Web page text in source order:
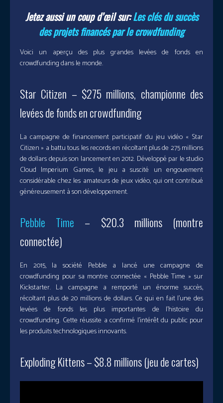
Jetez aussi un coup d’œil sur:Les clés du succès
des projets financés par le crowdfunding
Voici un aperçu des plus grandes levées de fonds en
crowdfunding dans le monde.
Star Citizen – $275 millions, championne des
levées de fonds en crowdfunding
La campagne de financement participatif du jeu vidéo « Star
Citizen » a battu tous les records en récoltant plus de 275 millions
de dollars depuis son lancement en 2012. Développé par le studio
Cloud Imperium Games, le jeu a suscité un engouement
considérable chez les amateurs de jeux vidéo, qui ont contribué
généreusement à son développement.
Pebble Time – $20.3 millions (montre
connectée)
En 2015, la société Pebble a lancé une campagne de
crowdfunding pour sa montre connectée « Pebble Time » sur
Kickstarter. La campagne a remporté un énorme succès,
récoltant plus de 20 millions de dollars. Ce qui en fait l’une des
levées de fonds les plus importantes de l’histoire du
crowdfunding. Cette réussite a confirmé l’intérêt du public pour
les produits technologiques innovants.
Exploding Kittens – $8.8 millions (jeu de cartes)